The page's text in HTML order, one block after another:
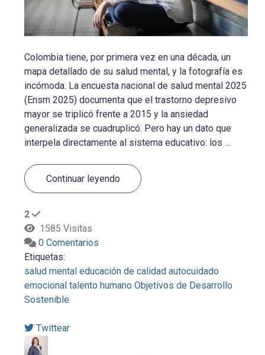
Colombia tiene, por primera vez en una década, un
mapa detallado de su salud mental, y la fotografía es
incómoda. La encuesta nacional de salud mental 2025
(Ensm 2025) documenta que el trastorno depresivo
mayor se triplicó frente a 2015 y la ansiedad
generalizada se cuadruplicó. Pero hay un dato que
interpela directamente al sistema educativo: los ...
Continuar leyendo
2
1585 Visitas
0 Comentarios
Etiquetas:
salud mental educación de calidad autocuidado
emocional talento humano Objetivos de Desarrollo
Sostenible
Twittear